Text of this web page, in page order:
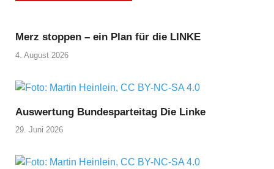
Merz stoppen – ein Plan für die LINKE
4. August 2026
Auswertung Bundesparteitag Die Linke
29. Juni 2026